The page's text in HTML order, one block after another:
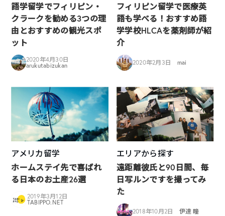
語学留学でフィリピン・
クラークを勧める3つの理
由とおすすめの観光スポ
ット
2020年4月30日
arukutabizukan
フィリピン留学で医療英
語も学べる！おすすめ語
学学校HLCAを薬剤師が紹
介
2020年2月3日 mai
アメリカ留学
ホームステイ先で喜ばれ
る日本のお土産26選
2019年3月12日
TABIPPO.NET
エリアから探す
遠距離彼氏と90日間、毎
日写ルンですを撮ってみ
た
2018年10月2日 伊達 瞳